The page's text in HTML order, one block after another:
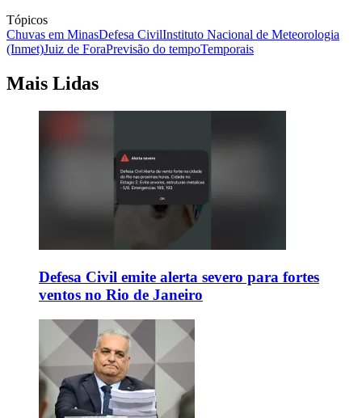
Tópicos
Chuvas em MinasDefesa CivilInstituto Nacional de Meteorologia
(Inmet)Juiz de ForaPrevisão do tempoTemporais
Mais Lidas
Defesa Civil emite alerta severo para fortes
ventos no Rio de Janeiro